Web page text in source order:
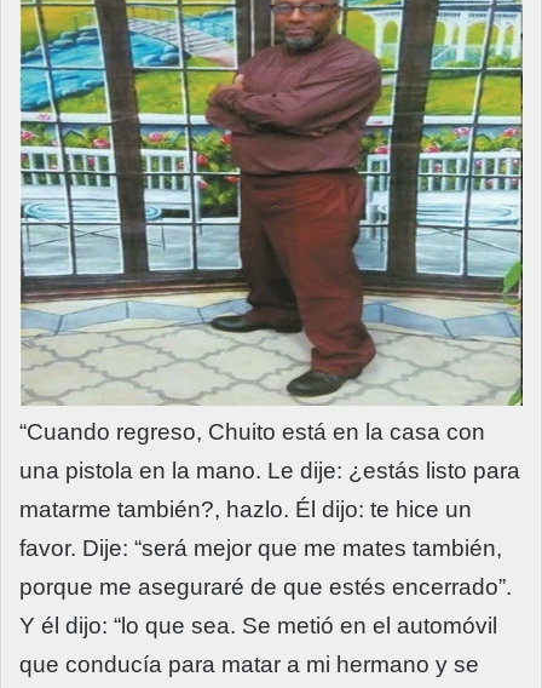
“Cuando regreso, Chuito está en la casa con
una pistola en la mano. Le dije: ¿estás listo para
matarme también?, hazlo. Él dijo: te hice un
favor. Dije: “será mejor que me mates también,
porque me aseguraré de que estés encerrado”.
Y él dijo: “lo que sea. Se metió en el automóvil
que conducía para matar a mi hermano y se